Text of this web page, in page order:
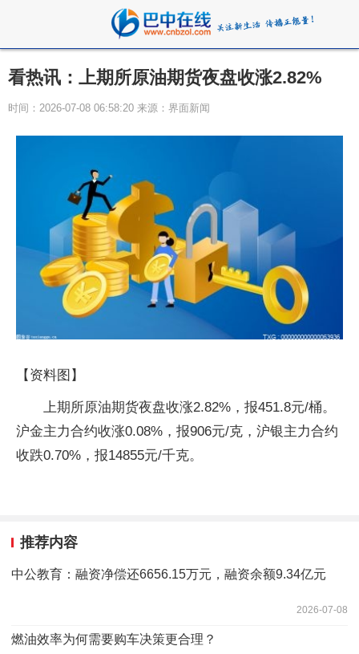
看热讯：上期所原油期货夜盘收涨2.82%
时间：2026-07-08 06:58:20 来源：界面新闻
【资料图】
上期所原油期货夜盘收涨2.82%，报451.8元/桶。
沪金主力合约收涨0.08%，报906元/克，沪银主力合约
收跌0.70%，报14855元/千克。
推荐内容
中公教育：融资净偿还6656.15万元，融资余额9.34亿元
2026-07-08
燃油效率为何需要购车决策更合理？